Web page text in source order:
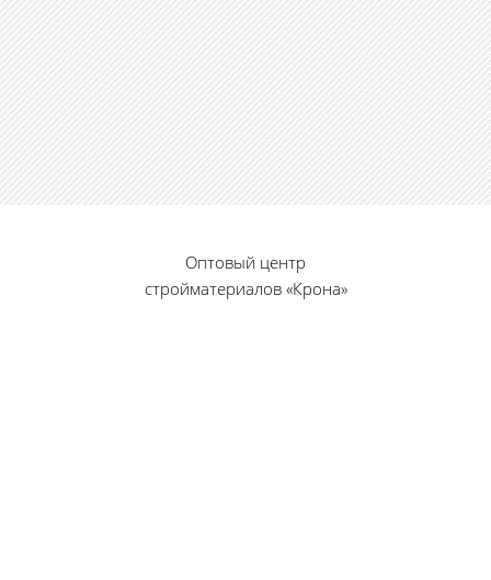
Оптовый центр
стройматериалов «Крона»